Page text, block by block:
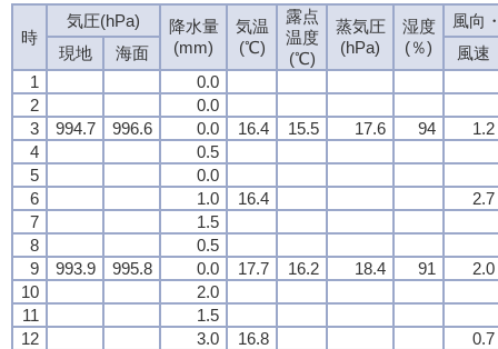
時
気圧(hPa)
降水量
(mm)
気温
(℃)
露点
温度
(℃)
蒸気圧
(hPa)
湿度
(％)
風向
現地
海面
風速
1
0.0
2
0.0
3
994.7 996.6 0.0 16.4 15.5 17.6 94
1.2
4
0.5
5
0.0
6
1.0 16.4
2.7
7
1.5
8
0.5
9
993.9 995.8 0.0 17.7 16.2 18.4 91
2.0
10
2.0
11
1.5
12
3.0 16.8
0.7